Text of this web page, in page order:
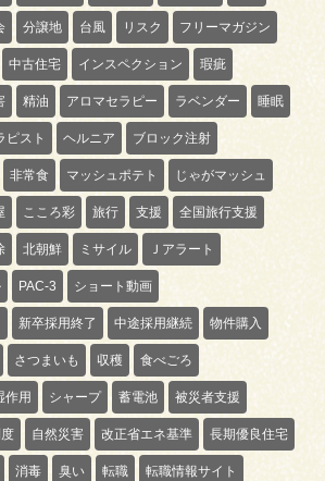
分譲地 台風 リスク フリーマガジン
中古住宅 インスペクション 瑕疵
精油 アロマセラピー ラベンダー 睡眠
ピスト ヘルニア ブロック注射
非常食 マッシュポテト じゃがマッシュ
こころ彩 旅行 支援 全国旅行支援
北朝鮮 ミサイル Ｊアラート
PAC-3 ショート動画
新卒採用終了 中途採用継続 物件購入
さつまいも 収穫 食べごろ
作用 シャープ 蓄電池 被災者支援
自然災害 改正省エネ基準 長期優良住宅
消毒 臭い 転職 転職情報サイト